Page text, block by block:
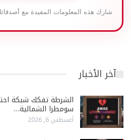
شارك هذه المعلومات المفيدة مع
آخر الأخبار
الشرطة تفكك شبكة
سومطرا الشمالية…
أغسطس 6, 2026